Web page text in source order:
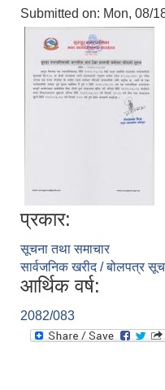
Submitted on: Mon, 08/
प्रकार:
सूचना तथा समाचार
सार्वजनिक खरीद / बोलपत्र
आर्थिक वर्ष:
2082/083